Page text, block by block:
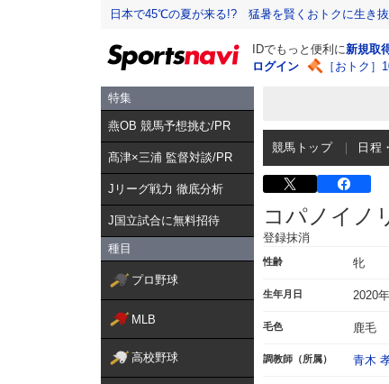
日本で45℃の夏が来る!? 猛暑を賢くおトクに生き抜
IDでもっと便利に新規取
ログイン
［おトク
特集
燕OB 競馬予想挑む/PR
髙津×三浦 監督対談/PR
Jリーグ戦力 徹底分析
J国立試合に無料招待
種目
プロ野球
MLB
高校野球
競馬トップ 日程
コパノイノ
登録抹消
性齢 牝
生年月日 2020
毛色 鹿毛
調教師（所属） 青木